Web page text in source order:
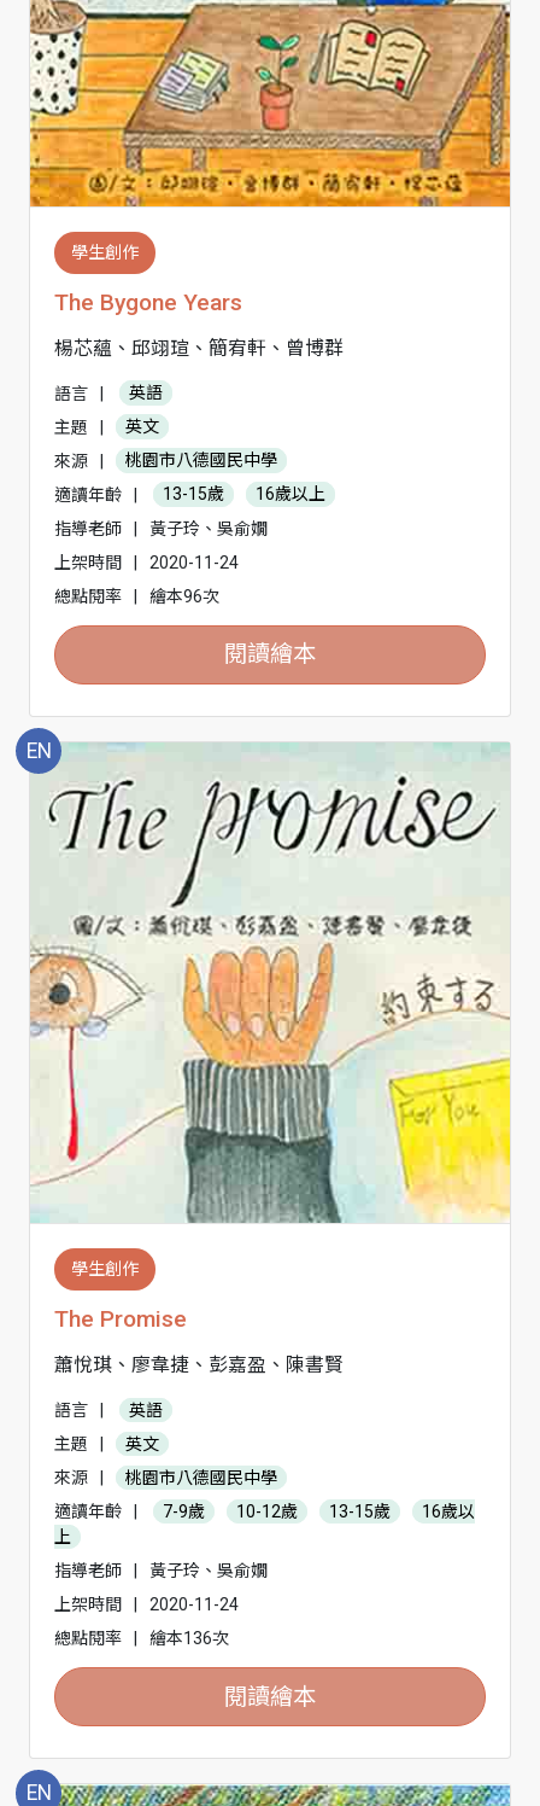
學生創作
The Bygone Years
楊芯蘊、邱翊瑄、簡宥軒、曾博群
語言
英語
主題
英文
來源
桃園市八德國民中學
適讀年齡
13-15歲
16歲以上
指導老師
黃子玲、吳俞嫺
上架時間
2020-11-24
總點閱率
繪本96次
閱讀繪本
EN
學生創作
The Promise
蕭悅琪、廖韋捷、彭嘉盈、陳書賢
語言
英語
主題
英文
來源
桃園市八德國民中學
適讀年齡
7-9歲 10-12歲 13-15歲
16歲以
上
指導老師
黃子玲、吳俞嫺
上架時間
2020-11-24
總點閱率
繪本136次
閱讀繪本
EN